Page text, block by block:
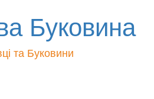
Буковина
та Буковини